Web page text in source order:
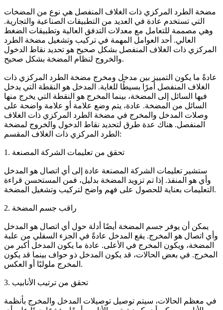
مضخة الطرد المركزي ذات الغلاف المنفصل هي نوع من المضخات
التي تستخدم عادة في العديد من التطبيقات الصناعية والتجارية.
وهي مصممة للتعامل مع معدلات التدفق العالية وتطبيقات الضغط
العالي. أحد العوامل المهمة في تركيب وتشغيل مضخة الطرد
المركزي ذات الغلاف المنفصل بشكل صحيح هو تحديد نقاط الدخول
والخروج لنظام المضخة بشكل صحيح.
عادةً ما يكون التمييز بين مدخل ومخرج مضخة الطرد المركزي ذات
الغلاف المنفصل أمرًا بسيطًا للغاية. المدخل هو النقطة التي يدخل
فيها السائل إلى المضخة، بينما المخرج هو النقطة التي يخرج منها
السائل من المضخة. عادة، يتم وضع علامة أو علامة واضحة على
وصلات المدخل والمخرج في مضخة الطرد المركزي ذات الغلاف
المنفصل. هناك عدة طرق لتحديد نقاط الدخول والخروج لمضخة
الطرد المركزي ذات الغلاف المقسم:
1. تحقق من تعليمات الشركة المصنعة
ستشير تعليمات الشركة المصنعة عادة إلى أي اتصال هو المدخل
وأي هو المنفذ. إذا تم تزويد المضخة بدليل، فمن المستحسن قراءة
التعليمات بعناية للحصول على فهم واضح لتركيب وتشغيل المضخة.
2. راقب جسم المضخة
يمكن أن يوفر جسم المضخة أيضًا أدلة حول أي اتصال هو المدخل
وأي اتصال هو المخرج. يقع المدخل عادةً في الجزء السفلي من علبة
المضخة، ويكون المخرج في الأعلى. عادة ما يكون المدخل أكبر من
المخرج. في بعض الحالات، قد يكون المدخل ذو حواف بينما قد يكون
المخرج ملولبًا أو العكس.
3. تحقق من ترتيب الأنابيب
في معظم الحالات، سيتم توصيل توصيلات المدخل والمخرج بأنظمة